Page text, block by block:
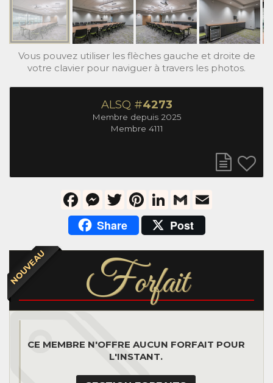
Vous pouvez utiliser les flèches gauche et droite de
votre clavier pour naviguer à travers les photos.
ALSQ #4273
Membre depuis 2025
Membre 4111
FacebookMessenger
TwitterPinterestLinkedIn
Gmail
Share Post
NOUVEAU Forfait
CE MEMBRE N'OFFRE AUCUN FORFAIT POUR
L'INSTANT.